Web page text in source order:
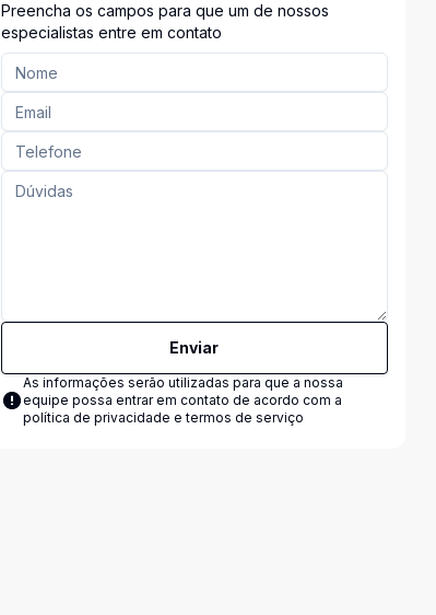
Preencha os campos para que um de nossos
especialistas entre em contato
Enviar
As informações serão utilizadas para que a nossa
equipe possa entrar em contato de acordo com a
política de privacidade e termos de serviço